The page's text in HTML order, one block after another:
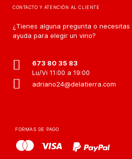
CONTACTO Y ATENCIÓN AL CLIENTE
¿Tienes alguna pregunta o necesitas
ayuda para elegir un vino?
673 80 35 83
Lu/Vi 11:00 a 19:00
adriano24@delatierra.com
FORMAS DE PAGO